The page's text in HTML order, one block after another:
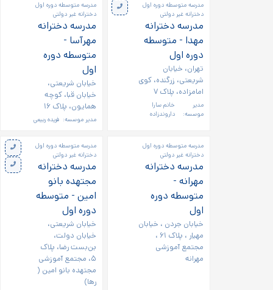
مدرسه متوسطه دوره اول
دخترانه غیر دولتی
مدرسه دخترانه
مهدا - متوسطه
دوره اول
تهران، خیابان
شریعتی، زرگنده، کوی
امامزاده، پلاک ۷
مدیر
موسسه:
خانم سارا
داروندزاده
مدرسه متوسطه دوره اول
دخترانه غیر دولتی
مدرسه دخترانه
مهرآسا -
متوسطه دوره
اول
خیابان شریعتی،
خیابان قبا، کوچه
همایون، پلاک ۱۶
مدیر موسسه: فریده ربیعی
مدرسه متوسطه دوره اول
دخترانه غیر دولتی
مدرسه دخترانه
مهرانه -
متوسطه دوره
اول
خیابان جردن ، خیابان
مهیار ، پلاک ۶۱ ،
مجتمع آموزشی
مهرانه
مدرسه متوسطه دوره اول
دخترانه غیر دولتی
مدرسه دخترانه
مجتهده بانو
امین - متوسطه
دوره اول
خیابان شریعتی،
خیابان دولت،
بن‌بست رضا، پلاک
۵، مجتمع آموزشی
مجتهده بانو امین (
رها)